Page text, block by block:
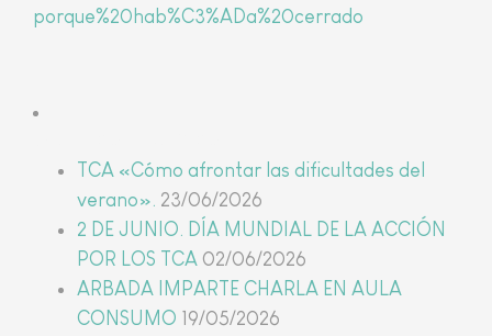
porque%20hab%C3%ADa%20cerrado
TCA «Cómo afrontar las dificultades del
verano». 23/06/2026
2 DE JUNIO. DÍA MUNDIAL DE LA ACCIÓN
POR LOS TCA 02/06/2026
ARBADA IMPARTE CHARLA EN AULA
CONSUMO 19/05/2026